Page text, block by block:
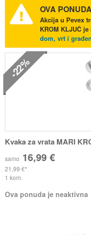
OVA
Akcija u Pevex
KROM KLJUČ
dom, vrt i
-22%
Kvaka za vrata MARI
samo 16,99 €
21,99 €
1 kom.
Ova ponuda je neaktivna